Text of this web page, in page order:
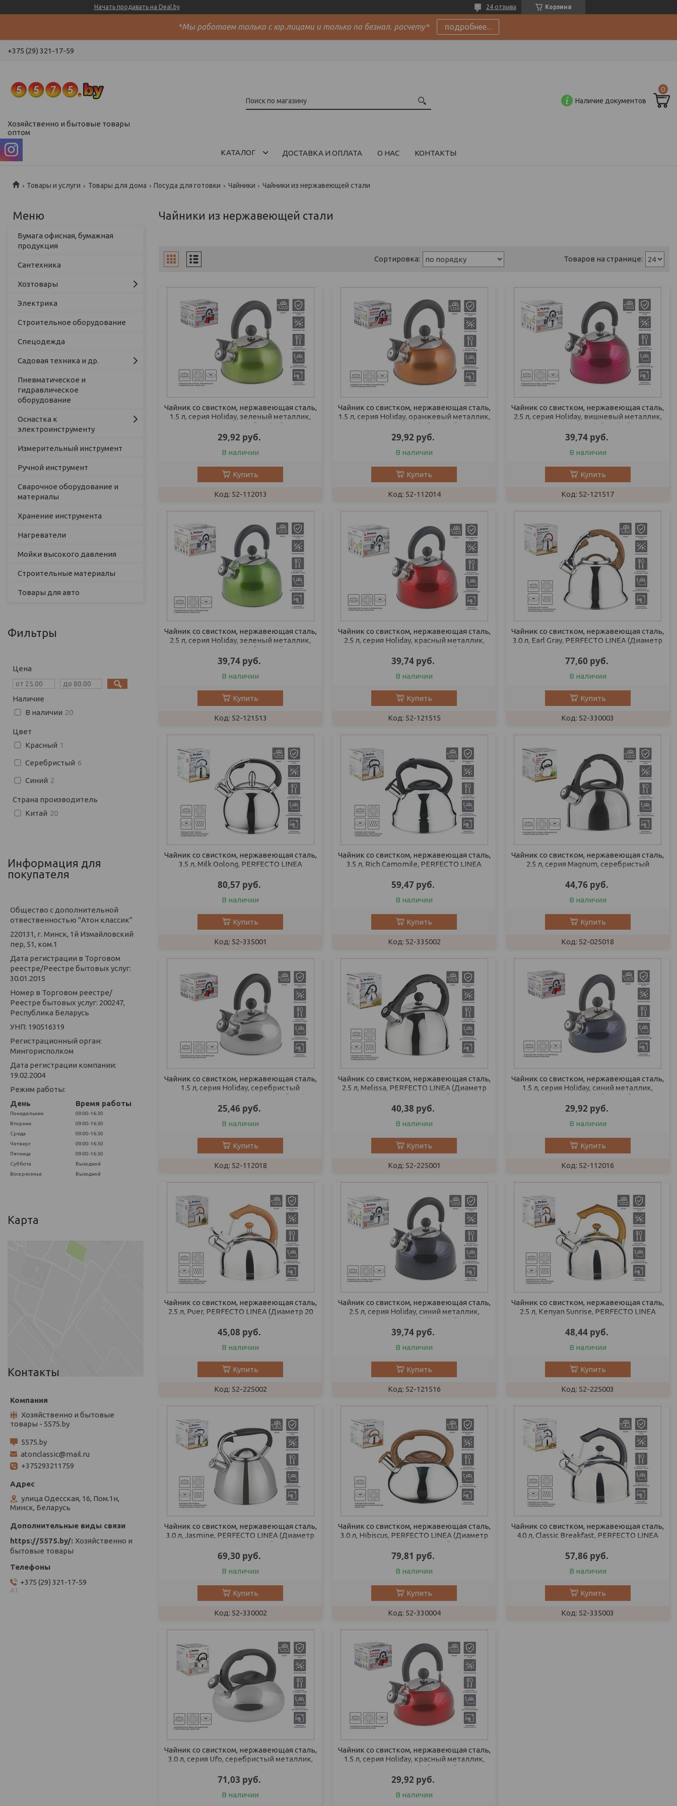
Начать продавать на Deal.by Корзина
24 отзыва
*Мы работаем только с юр.лицами и только по безнал. расчету* подробнее...
+375 (29) 321-17-59
Хозяйственно и бытовые товары
оптом
Наличие документов
КАТАЛОГ ДОСТАВКА И ОПЛАТА О НАС КОНТАКТЫ
Товары и услуги Товары для дома Посуда для готовки Чайники Чайники из нержавеющей стали
Чайники из нержавеющей стали
Чайник со свистком, нержавеющая сталь,
1.5 л, серия Holiday, зеленый металлик,
PERFECTO LINEA (Общий объем
29,92 руб.
В наличии
Купить
52-112013
Чайник со свистком, нержавеющая сталь,
1.5 л, серия Holiday, оранжевый металлик,
PERFECTO LINEA (Общий объем
29,92 руб.
В наличии
Купить
52-112014
Чайник со свистком, нержавеющая сталь,
2.5 л, серия Holiday, вишневый металлик,
PERFECTO LINEA (Общий объем
39,74 руб.
В наличии
Купить
52-121517
Чайник со свистком, нержавеющая сталь,
2.5 л, серия Holiday, зеленый металлик,
PERFECTO LINEA (Общий объем
39,74 руб.
В наличии
Купить
52-121513
Чайник со свистком, нержавеющая сталь,
2.5 л, серия Holiday, красный металлик,
PERFECTO LINEA (Общий объем
39,74 руб.
В наличии
Купить
52-121515
Чайник со свистком, нержавеющая сталь,
3.0 л, Earl Gray, PERFECTO LINEA (Диаметр
77,60 руб.
В наличии
Купить
52-330003
Чайник со свистком, нержавеющая сталь,
3.5 л, Milk Oolong, PERFECTO LINEA
(Диаметр 20 см., высота 24 см.,
80,57 руб.
В наличии
Купить
52-335001
Чайник со свистком, нержавеющая сталь,
3.5 л, Rich Camomile, PERFECTO LINEA
(Диаметр 22 см., высота 23,5 см.,
59,47 руб.
В наличии
Купить
52-335002
Чайник со свистком, нержавеющая сталь,
2.5 л, серия Magnum, серебристый
44,76 руб.
В наличии
Купить
52-025018
Чайник со свистком, нержавеющая сталь,
1.5 л, серия Holiday, серебристый
металлик, PERFECTO LINEA (Общий
25,46 руб.
В наличии
Купить
52-112018
Чайник со свистком, нержавеющая сталь,
2.5 л, Melissa, PERFECTO LINEA (Диаметр
19 см., высота 22,5 см., общий
40,38 руб.
В наличии
Купить
52-225001
Чайник со свистком, нержавеющая сталь,
1.5 л, серия Holiday, синий металлик,
PERFECTO LINEA (Общий объем
29,92 руб.
В наличии
Купить
52-112016
Чайник со свистком, нержавеющая сталь,
2.5 л, Puer, PERFECTO LINEA (Диаметр 20
см., высота 22,5 см., общий
45,08 руб.
В наличии
Купить
52-225002
Чайник со свистком, нержавеющая сталь,
2.5 л, серия Holiday, синий металлик,
PERFECTO LINEA (Общий объем
39,74 руб.
В наличии
Купить
52-121516
Чайник со свистком, нержавеющая сталь,
2.5 л, Kenyan Sunrise, PERFECTO LINEA
(Диаметр 20 см., высота 22,5 см.,
48,44 руб.
В наличии
Купить
52-225003
Чайник со свистком, нержавеющая сталь,
3.0 л, Jasmine, PERFECTO LINEA (Диаметр
22 см., высота 23 см., общий
69,30 руб.
В наличии
Купить
52-330002
Чайник со свистком, нержавеющая сталь,
3.0 л, Hibiscus, PERFECTO LINEA (Диаметр
22 см., высота 21,5 см., общий
79,81 руб.
В наличии
Купить
52-330004
Чайник со свистком, нержавеющая сталь,
4.0 л, Classic Breakfast, PERFECTO LINEA
(Диаметр 22 см., высота 24,5
57,86 руб.
В наличии
Купить
52-335003
Чайник со свистком, нержавеющая сталь,
3.0 л, серия Ufo, серебристый металлик,
PERFECTO LINEA (диаметр 22 см,
71,03 руб.
В наличии
Чайник со свистком, нержавеющая сталь,
1.5 л, серия Holiday, красный металлик,
PERFECTO LINEA (Общий объем
29,92 руб.
В наличии
Бумага офисная, бумажная
продукция
Сантехника
Хозтовары
Электрика
Строительное оборудование
Спецодежда
Садовая техника и др.
Пневматическое и
гидравлическое
оборудование
Оснастка к
электроинструменту
Измерительный инструмент
Ручной инструмент
Сварочное оборудование и
материалы
Хранение инструмента
Нагреватели
Мойки высокого давления
Строительные материалы
Товары для авто
Фильтры
Цена
Наличие
В наличии 20
Цвет
Красный 1
Серебристый 6
Синий 2
Страна производитель
Китай 20
Информация для
покупателя
Общество с дополнительной
отвественностью "Атон классик"
220131, г. Минск, 1й Измайловский
пер, 51, ком.1
Дата регистрации в Торговом
реестре/Реестре бытовых услуг:
30.01.2015
Номер в Торговом реестре/
Реестре бытовых услуг: 200247,
Республика Беларусь
УНП: 190516319
Регистрационный орган:
Мингорисполком
Дата регистрации компании:
19.02.2004
Режим работы:
День
Время работы
Понедельник
09:00-16:30
Вторник
09:00-16:30
Среда
09:00-16:30
Четверг
09:00-16:30
Пятница
09:00-16:30
Суббота
Выходной
Воскресенье
Выходной
Карта
Контакты
Хозяйственно и бытовые
товары - 5575.by
5575.by
atonclassic@mail.ru
+375293211759
улица Одесская, 16, Пом.1н,
Минск, Беларусь
https://5575.by/ Хозяйственно и
бытовые товары
+375 (29) 321-17-59
А1